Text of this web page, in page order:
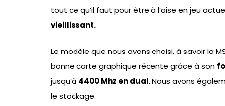
tout ce qu’il faut pour être à l’aise en jeu
vieillissant.
Le modèle que nous avons choisi, à savoir la
bonne carte graphique récente grâce à son
jusqu’à 4400 Mhz en dual. Nous avons
le stockage.